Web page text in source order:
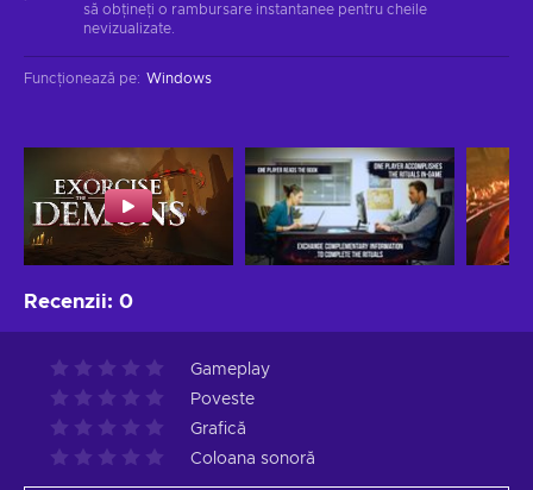
să obțineți o rambursare instantanee pentru cheile
nevizualizate.
Funcționează pe: Windows
Recenzii: 0
Gameplay
Poveste
Grafică
Coloana sonoră